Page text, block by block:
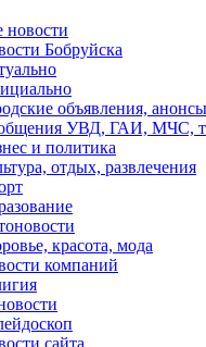
новости
Бобруйска
объявления,
УВД, ГАИ, МЧС,
и политика
отдых, развлечения
красота, мода
компаний
сайта